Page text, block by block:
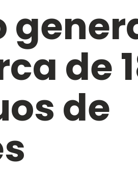
de
de